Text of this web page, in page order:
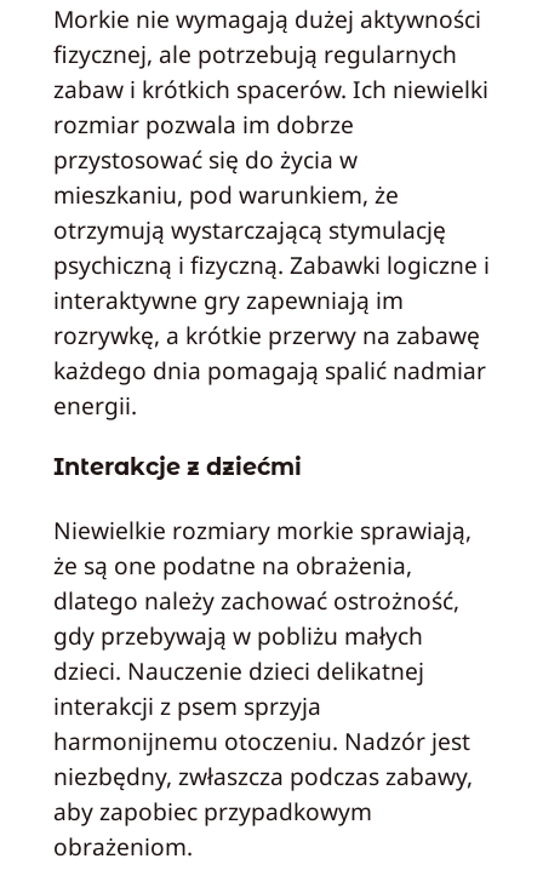
Morkie nie wymagają dużej aktywności
fizycznej, ale potrzebują regularnych
zabaw i krótkich spacerów. Ich niewielki
rozmiar pozwala im dobrze
przystosować się do życia w
mieszkaniu, pod warunkiem, że
otrzymują wystarczającą stymulację
psychiczną i fizyczną. Zabawki logiczne i
interaktywne gry zapewniają im
rozrywkę, a krótkie przerwy na zabawę
każdego dnia pomagają spalić nadmiar
energii.
Interakcje z dziećmi
Niewielkie rozmiary morkie sprawiają,
że są one podatne na obrażenia,
dlatego należy zachować ostrożność,
gdy przebywają w pobliżu małych
dzieci. Nauczenie dzieci delikatnej
interakcji z psem sprzyja
harmonijnemu otoczeniu. Nadzór jest
niezbędny, zwłaszcza podczas zabawy,
aby zapobiec przypadkowym
obrażeniom.